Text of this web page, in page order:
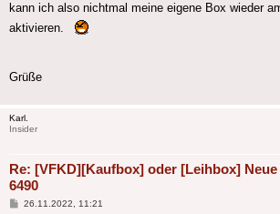
kann ich also nichtmal meine eigene Box wieder
aktivieren.
Grüße
Karl.
Insider
Re: [VFKD][Kaufbox] oder [Leihbox]
6490
Beitrag
26.11.2022, 11:21